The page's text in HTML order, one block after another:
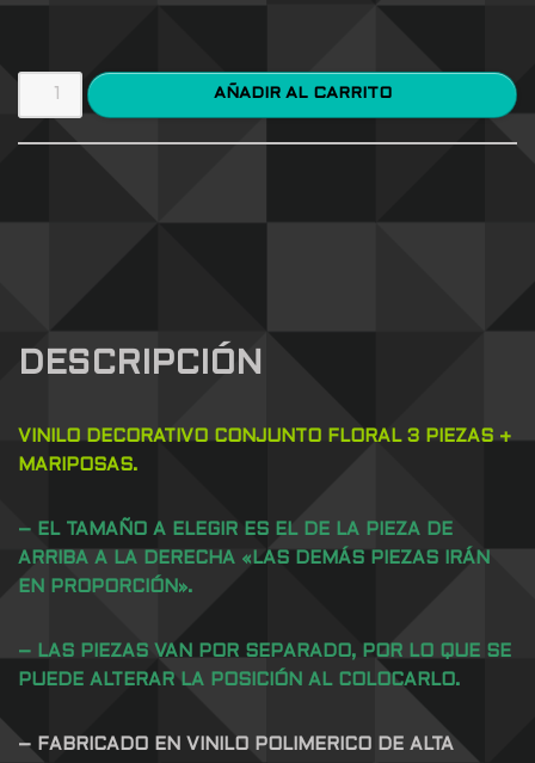
AÑADIR AL CARRITO
DESCRIPCIÓN
VINILO DECORATIVO CONJUNTO FLORAL 3 PIEZAS +
MARIPOSAS.
– EL TAMAÑO A ELEGIR ES EL DE LA PIEZA DE
ARRIBA A LA DERECHA «LAS DEMÁS PIEZAS IRÁN
EN PROPORCIÓN».
– LAS PIEZAS VAN POR SEPARADO, POR LO QUE SE
PUEDE ALTERAR LA POSICIÓN AL COLOCARLO.
– FABRICADO EN VINILO POLIMERICO DE ALTA